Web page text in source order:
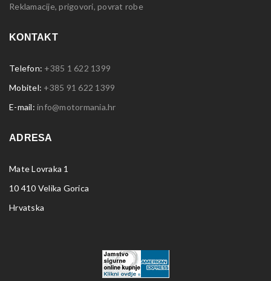
Reklamacije, prigovori, povrat robe
KONTAKT
Telefon: +385 1 622 1399
Mobitel: +385 91 622 1399
E-mail: info@motormania.hr
ADRESA
Mate Lovraka 1
10 410 Velika Gorica
Hrvatska